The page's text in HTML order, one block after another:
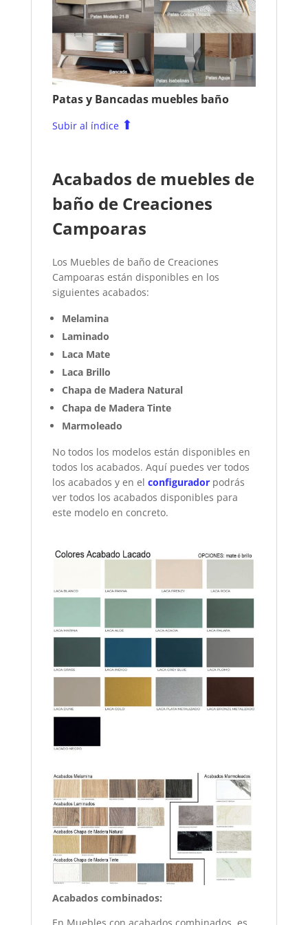
Patas y Bancadas muebles baño
Subir al índice ⬆
Acabados de muebles de
baño de Creaciones
Campoaras
Los Muebles de baño de Creaciones
Campoaras están disponibles en los
siguientes acabados:
Melamina
Laminado
Laca Mate
Laca Brillo
Chapa de Madera Natural
Chapa de Madera Tinte
Marmoleado
No todos los modelos están disponibles en
todos los acabados. Aquí puedes ver todos
los acabados y en el configuradorpodrás
ver todos los acabados disponibles para
este modelo en concreto.
Acabados combinados: